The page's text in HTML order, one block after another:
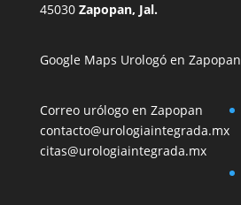
45030Zapopan, Jal.
Google Maps Urologó en Zapopan
Correo urólogo en Zapopan
contacto@urologiaintegrada.mx
citas@urologiaintegrada.mx